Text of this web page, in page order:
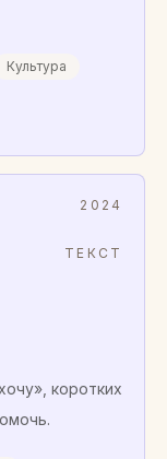
Культура
2024
ТЕКСТ
коротких